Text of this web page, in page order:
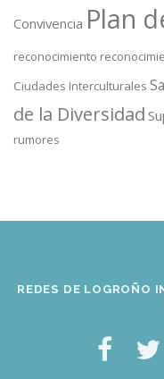
Convivencia Plan
reconocimiento
Ciudades Interculturales
de la Diversidad
rumores
REDES DE LOGROÑO